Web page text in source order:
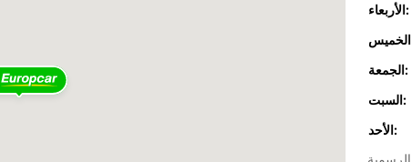
الأربعاء:
الجمعة:
السبت:
الأحد: